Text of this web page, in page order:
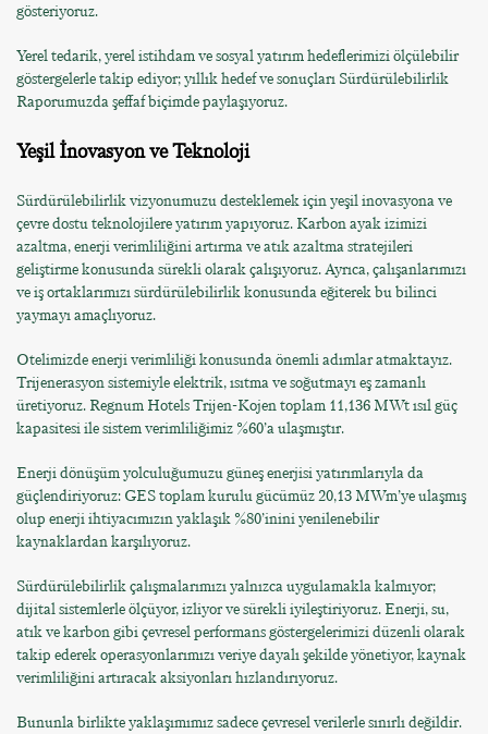
gösteriyoruz.
Yerel tedarik, yerel istihdam ve sosyal yatırım hedeflerimizi ölçülebilir
göstergelerle takip ediyor; yıllık hedef ve sonuçları Sürdürülebilirlik
Raporumuzda şeffaf biçimde paylaşıyoruz.
Yeşil İnovasyon ve Teknoloji
Sürdürülebilirlik vizyonumuzu desteklemek için yeşil inovasyona ve
çevre dostu teknolojilere yatırım yapıyoruz. Karbon ayak izimizi
azaltma, enerji verimliliğini artırma ve atık azaltma stratejileri
geliştirme konusunda sürekli olarak çalışıyoruz. Ayrıca, çalışanlarımızı
ve iş ortaklarımızı sürdürülebilirlik konusunda eğiterek bu bilinci
yaymayı amaçlıyoruz.
Otelimizde enerji verimliliği konusunda önemli adımlar atmaktayız.
Trijenerasyon sistemiyle elektrik, ısıtma ve soğutmayı eş zamanlı
üretiyoruz. Regnum Hotels Trijen-Kojen toplam 11,136 MWt ısıl güç
kapasitesi ile sistem verimliliğimiz %60’a ulaşmıştır.
Enerji dönüşüm yolculuğumuzu güneş enerjisi yatırımlarıyla da
güçlendiriyoruz: GES toplam kurulu gücümüz 20,13 MWm’ye ulaşmış
olup enerji ihtiyacımızın yaklaşık %80’inini yenilenebilir
kaynaklardan karşılıyoruz.
Sürdürülebilirlik çalışmalarımızı yalnızca uygulamakla kalmıyor;
dijital sistemlerle ölçüyor, izliyor ve sürekli iyileştiriyoruz. Enerji, su,
atık ve karbon gibi çevresel performans göstergelerimizi düzenli olarak
takip ederek operasyonlarımızı veriye dayalı şekilde yönetiyor, kaynak
verimliliğini artıracak aksiyonları hızlandırıyoruz.
Bununla birlikte yaklaşımımız sadece çevresel verilerle sınırlı değildir.